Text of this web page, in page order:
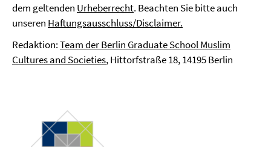
dem geltenden Urheberrecht. Beachten Sie bitte auch
unseren Haftungsausschluss/Disclaimer.
Redaktion:Team der Berlin Graduate School Muslim
Cultures and Societies, Hittorfstraße 18, 14195 Berlin